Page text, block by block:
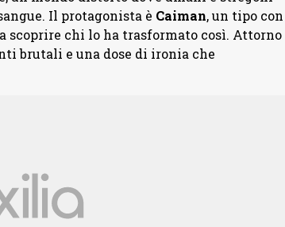
Il protagonista è Caiman, un tipo con
scoprire chi lo ha trasformato così. Attorno
brutali e una dose di ironia che